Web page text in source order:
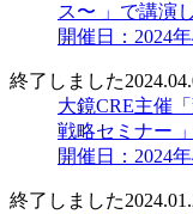
ス〜 」で講演
開催日：2024
終了しました
大鏡CRE主催
戦略セミナー
開催日：2024
終了しました